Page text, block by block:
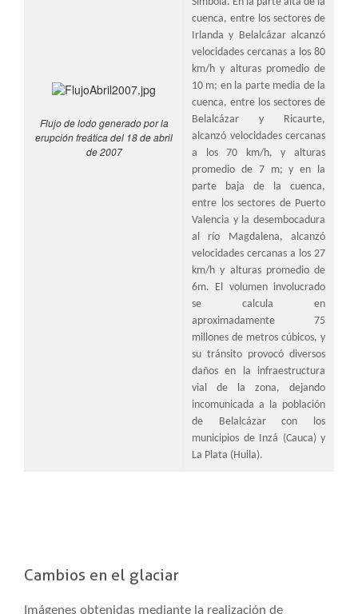
Flujo de lodo generado por la
erupción freática del 18 de abril
de 2007
cuenca, entre los sectores de
Irlanda y Belalcázar alcanzó
velocidades cercanas a los 80
km/h y alturas promedio de
10 m; en la parte media de la
cuenca, entre los sectores de
Belalcázar y Ricaurte,
alcanzó velocidades cercanas
a los 70 km/h, y alturas
promedio de 7 m; y en la
parte baja de la cuenca,
entre los sectores de Puerto
Valencia y la desembocadura
al río Magdalena, alcanzó
velocidades cercanas a los 27
km/h y alturas promedio de
6m. El volumen involucrado
se calcula en
aproximadamente 75
millones de metros cúbicos, y
su tránsito provocó diversos
daños en la infraestructura
vial de la zona, dejando
incomunicada a la población
de Belalcázar con los
municipios de Inzá (Cauca) y
La Plata (Huila).
Cambios en el glaciar
Imágenes obtenidas mediante la realización de